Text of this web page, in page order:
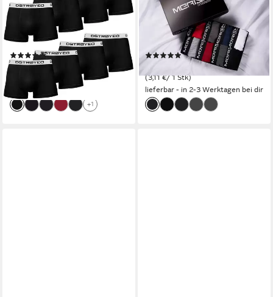
Premium Qualität perfekte
Passform (Vorteilspack, 8er,
8er Pack)(231)
24,90 €
lieferbar - in 2-3 Werktagen bei dir
+1
Herren 8 Stück S-7XL 216d-
Mehrfarbig S (Vorteilspack,
8er-Pack) S - 7XL
(137)
24,90 €
(3,11 €/ 1 Stk)
lieferbar - in 2-3 Werktagen bei dir